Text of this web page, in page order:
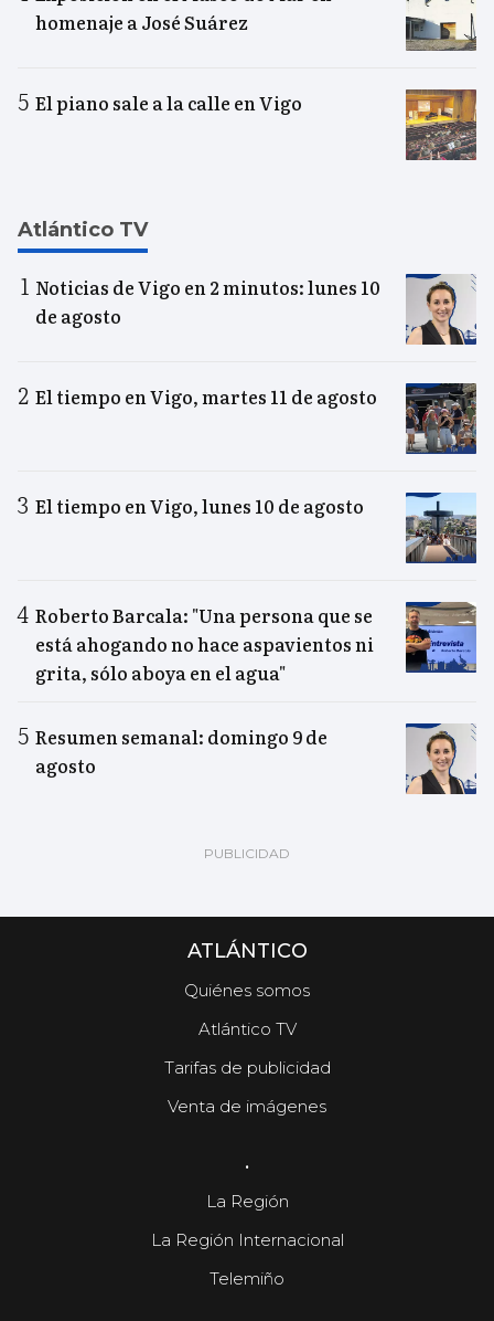
homenaje a José Suárez
El piano sale a la calle en Vigo
Atlántico TV
Noticias de Vigo en 2 minutos: lunes 10
de agosto
El tiempo en Vigo, martes 11 de agosto
El tiempo en Vigo, lunes 10 de agosto
Roberto Barcala: "Una persona que se
está ahogando no hace aspavientos ni
grita, sólo aboya en el agua"
Resumen semanal: domingo 9 de
agosto
ATLÁNTICO
Quiénes somos
Atlántico TV
Tarifas de publicidad
Venta de imágenes
.
La Región
La Región Internacional
Telemiño